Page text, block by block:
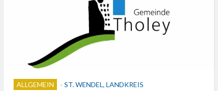
ALLGEMEIN ST. WENDEL, LANDKREIS